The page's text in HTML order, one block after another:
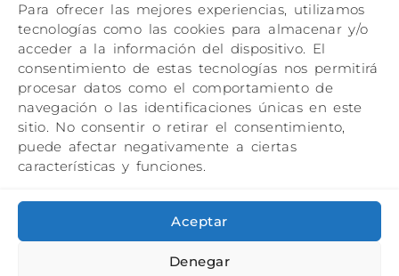
Para ofrecer las mejores experiencias, utilizamos
tecnologías como las cookies para almacenar y/o
acceder a la información del dispositivo. El
consentimiento de estas tecnologías nos permitirá
procesar datos como el comportamiento de
navegación o las identificaciones únicas en este
sitio. No consentir o retirar el consentimiento,
puede afectar negativamente a ciertas
características y funciones.
Aceptar
Denegar
Caso de Éxito
Internacional
Con Agrotrade Academy, no
solo aprendes, sino que haces
realidad tus metas de
Solicitar Asesoría